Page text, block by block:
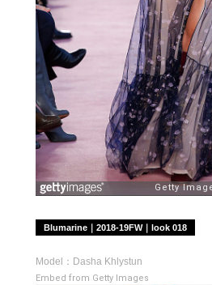
Blumarine｜2018-19FW｜look 018
Model：Dasha Khlystun
Embed from Getty Images